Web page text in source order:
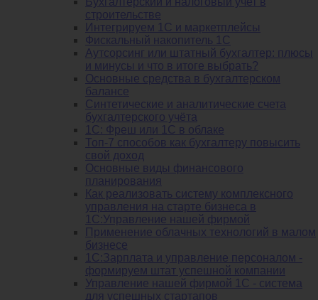
строительстве
Интегрируем 1С и маркетплейсы
Фискальный накопитель 1С
Аутсорсинг или штатный бухгалтер: плюсы
и минусы и что в итоге выбрать?
Основные средства в бухгалтерском
балансе
Синтетические и аналитические счета
бухгалтерского учёта
1C: Фреш или 1С в облаке
Топ-7 способов как бухгалтеру повысить
свой доход
Основные виды финансового
планирования
Как реализовать систему комплексного
управления на старте бизнеса в
1С:Управление нашей фирмой
Применение облачных технологий в малом
бизнесе
1C:Зарплата и управление персоналом -
формируем штат успешной компании
Управление нашей фирмой 1C - система
для успешных стартапов